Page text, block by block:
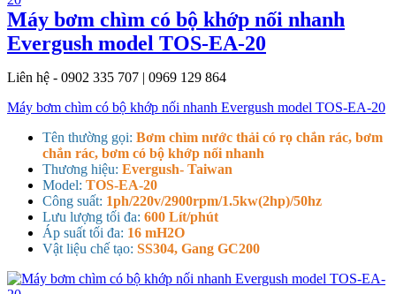
Máy bơm chìm có bộ khớp nối nhanh
Evergush model TOS-EA-20
Liên hệ - 0902 335 707 | 0969 129 864
Máy bơm chìm có bộ khớp nối nhanh Evergush model TOS-EA-20
Tên thường gọi: Bơm chìm nước thải có rọ chắn rác, bơm
chắn rác, bơm có bộ khớp nối nhanh
Thương hiệu: Evergush- Taiwan
Model: TOS-EA-20
Công suất: 1ph/220v/2900rpm/1.5kw(2hp)/50hz
Lưu lượng tối đa: 600 Lít/phút
Áp suất tối đa: 16 mH2O
Vật liệu chế tạo: SS304, Gang GC200